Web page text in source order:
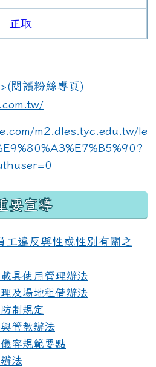
正取
link to https://
要宣導
工違反與性或性別有關之
具使用管理辦法
及場地租借辦法
制規定
管教辦法
容規範要點
uploads/
法